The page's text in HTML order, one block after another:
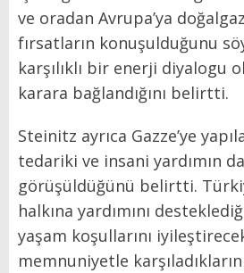
ve oradan Avrupa’ya
fırsatların konuşulduğunu
karşılıklı bir enerji diyalogu
karara bağlandığını belirtti.
Steinitz ayrıca Gazze’ye
tedariki ve insani yardımın
görüşüldüğünü belirtti.
halkına yardımını
yaşam koşullarını
memnuniyetle